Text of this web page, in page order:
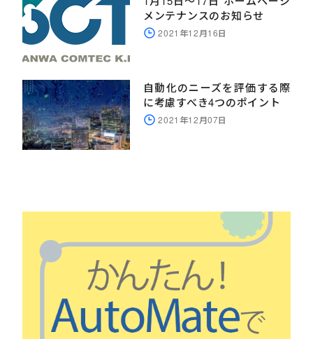
メンテナンスのお知らせ
2021年12月16日
自動化のニーズを評価する際
に考慮すべき4つのポイント
2021年12月07日